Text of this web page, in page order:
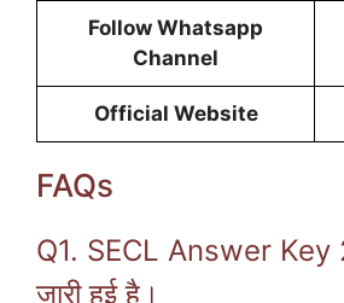
Follow Whatsapp
Channel
Official Website
FAQs
Q1. SECL Answer
जारी हुई है।